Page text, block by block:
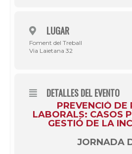
LUGAR
Foment del Treball
Via Laietana 32
DETALLES DEL EVENTO
PREVENCIÓ DE
LABORALS: CASOS
GESTIÓ DE LA
JORNADA